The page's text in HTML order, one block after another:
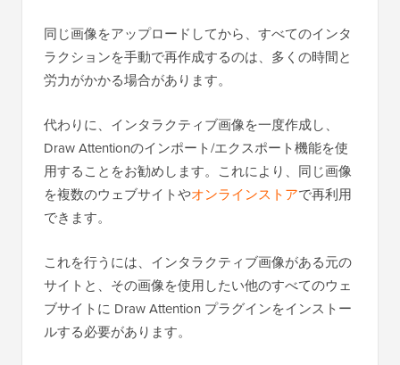
同じ画像をアップロードしてから、すべてのインタ
ラクションを手動で再作成するのは、多くの時間と
労力がかかる場合があります。
代わりに、インタラクティブ画像を一度作成し、
Draw Attentionのインポート/エクスポート機能を使
用することをお勧めします。これにより、同じ画像
を複数のウェブサイトやオンラインストアで再利用
できます。
これを行うには、インタラクティブ画像がある元の
サイトと、その画像を使用したい他のすべてのウェ
ブサイトに Draw Attention プラグインをインストー
ルする必要があります。